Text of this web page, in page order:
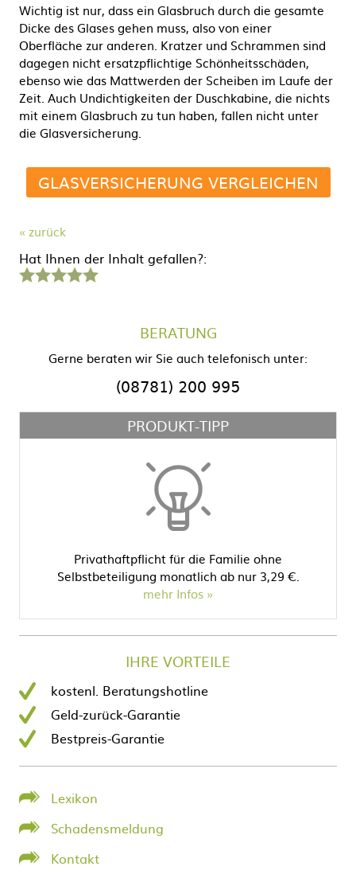
Wichtig ist nur, dass ein Glasbruch durch die gesamte
Dicke des Glases gehen muss, also von einer
Oberfläche zur anderen. Kratzer und Schrammen sind
dagegen nicht ersatzpflichtige Schönheitsschäden,
ebenso wie das Mattwerden der Scheiben im Laufe der
Zeit. Auch Undichtigkeiten der Duschkabine, die nichts
mit einem Glasbruch zu tun haben, fallen nicht unter
die Glasversicherung.
GLASVERSICHERUNG VERGLEICHEN
« zurück
Hat Ihnen der Inhalt gefallen?:
Stern Sterne Sterne Sterne Sterne
BERATUNG
Gerne beraten wir Sie auch telefonisch unter:
(08781) 200 995
PRODUKT-TIPP
Privathaftpflicht für die Familie ohne
Selbstbeteiligung monatlich ab nur 3,29 €.
mehr Infos
IHRE VORTEILE
kostenl. Beratungshotline
Geld-zurück-Garantie
Bestpreis-Garantie
Lexikon
Schadensmeldung
Kontakt